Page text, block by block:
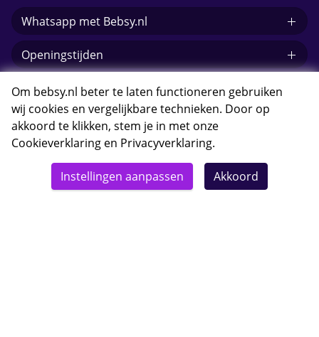
Whatsapp met Bebsy.nl
Openingstijden
E-mail Bebsy.nl
© 2026 Bebsy.nl
Om bebsy.nl beter te laten functioneren gebruiken
wij cookies en vergelijkbare technieken. Door op
akkoord te klikken, stem je in met onze
Cookieverklaring en Privacyverklaring.
Instellingen aanpassen Akkoord